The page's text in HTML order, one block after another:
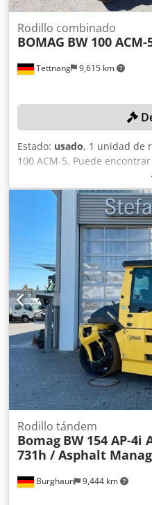
Tettnang 9,615 km
Rodillo combinado
BOMAG BW 100 ACM-
Estado: usado, 1 unidad de
100 ACM-5. Puede
artículo que se subasta en
formato PDF, disponible
muestra en las imágenes,
inspección. Estado: usado.
Burghaun 9,444 km
Rodillo tándem
Bomag BW 154 AP-4i
731h / Asphalt